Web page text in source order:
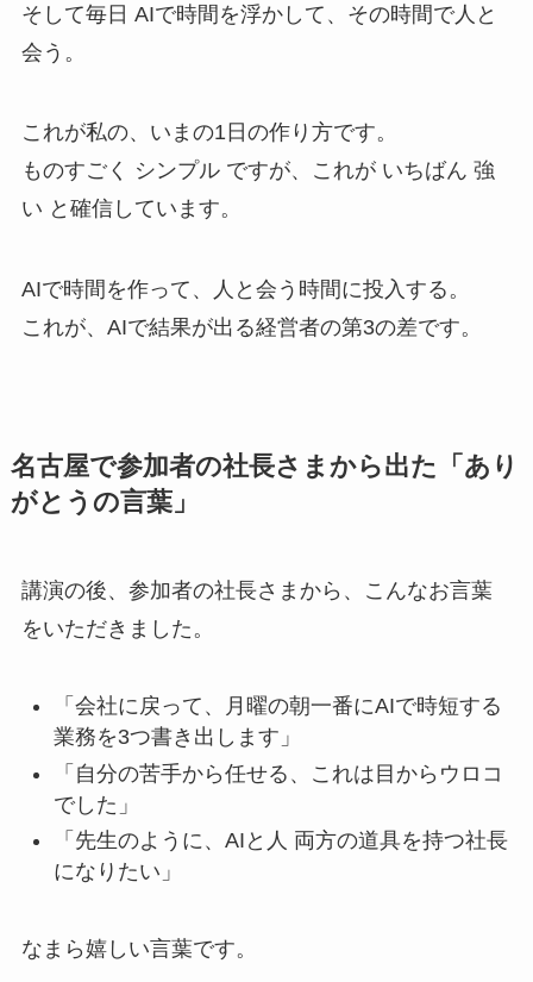
そして毎日 AIで時間を浮かして、その時間で人と
会う。
これが私の、いまの1日の作り方です。
ものすごく シンプル ですが、これが いちばん 強
い と確信しています。
AIで時間を作って、人と会う時間に投入する。
これが、AIで結果が出る経営者の第3の差です。
名古屋で参加者の社長さまから出た「あり
がとうの言葉」
講演の後、参加者の社長さまから、こんなお言葉
をいただきました。
「会社に戻って、月曜の朝一番にAIで時短する
業務を3つ書き出します」
「自分の苦手から任せる、これは目からウロコ
でした」
「先生のように、AIと人 両方の道具を持つ社長
になりたい」
なまら嬉しい言葉です。